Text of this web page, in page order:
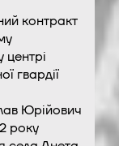
контракт
гвардії
Юрійович
року